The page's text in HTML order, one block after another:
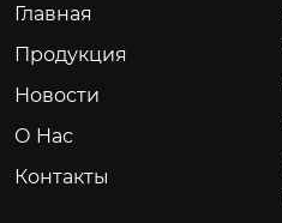
Главная
Продукция
Новости
О Hас
Контакты